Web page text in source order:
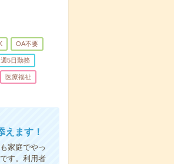
OA不要
週5日勤務
医療福祉
ます！
家庭でやっ
す。利用者